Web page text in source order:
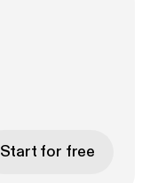
Start for free